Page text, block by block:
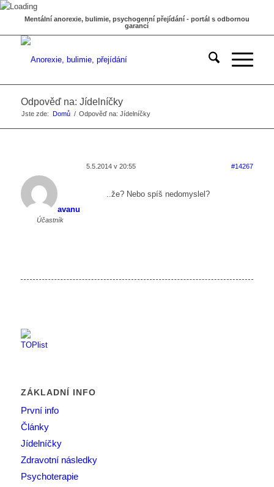
Mentální anorexie, bulimie, psychogenní přejídání - portál s odbornou
garancí
Odpověď na: Jídelníčky
Jste zde: Domů / Odpověď na: Jídelníčky
5.5.2014 v 20:55 #14267
avanu
Účastník
..že? Nebo spíš nedomyslel?
ZÁKLADNÍ INFO
První info
Články
Jídelníčky
Zdravotní následky
Psychoterapie